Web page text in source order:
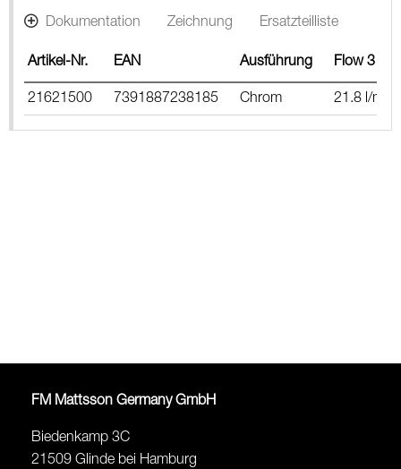
Dokumentation Zeichnung Ersatzteilliste
Artikel-Nr. EAN Ausführung Flow 3 bar
21621500 7391887238185 Chrom 21.8 l/m
FM Mattsson Germany GmbH
Biedenkamp 3C
21509 Glinde bei Hamburg